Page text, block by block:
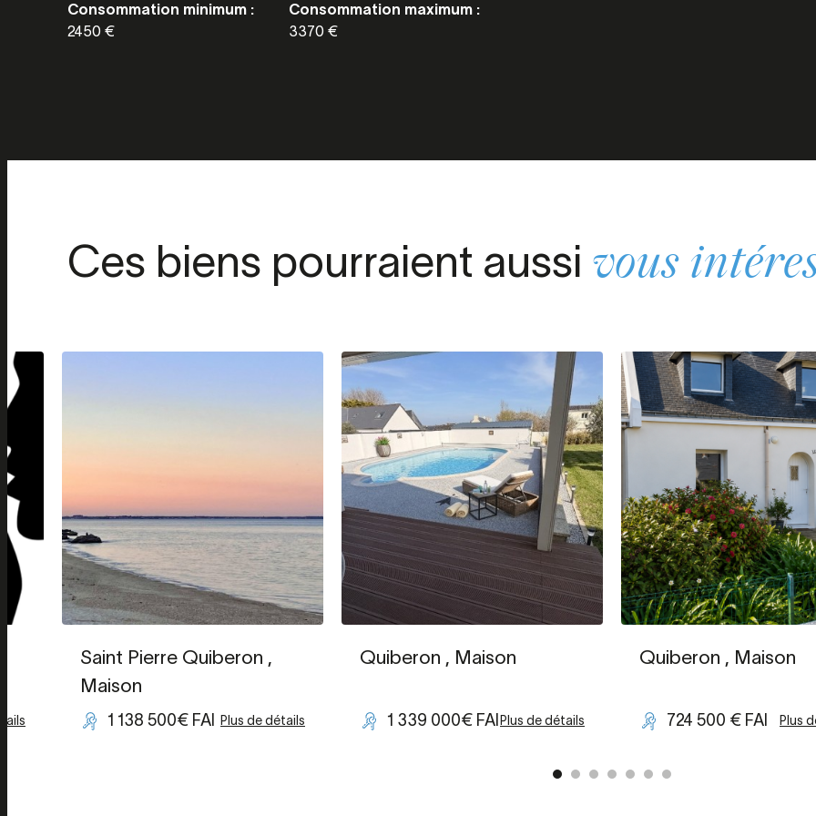
Consommation minimum :
2450 €
Consommation maximum :
3370 €
Ces biens pourraient aussi vous
Saint Pierre Quiberon ,
Maison
1 138 500€ FAI Plus de détails
Quiberon , Maison
1 339 000€ FAI Plus de détails
Quiberon , Maison
724 500 € FAI Plus